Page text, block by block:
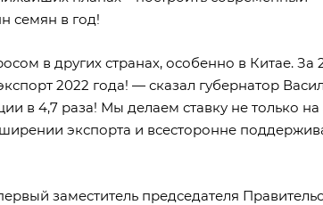
семян в год!
в других странах, особенно в Китае. За
2022 года! — сказал губернатор
в 4,7 раза! Мы делаем ставку не только на
экспорта и всесторонне
заместитель председателя